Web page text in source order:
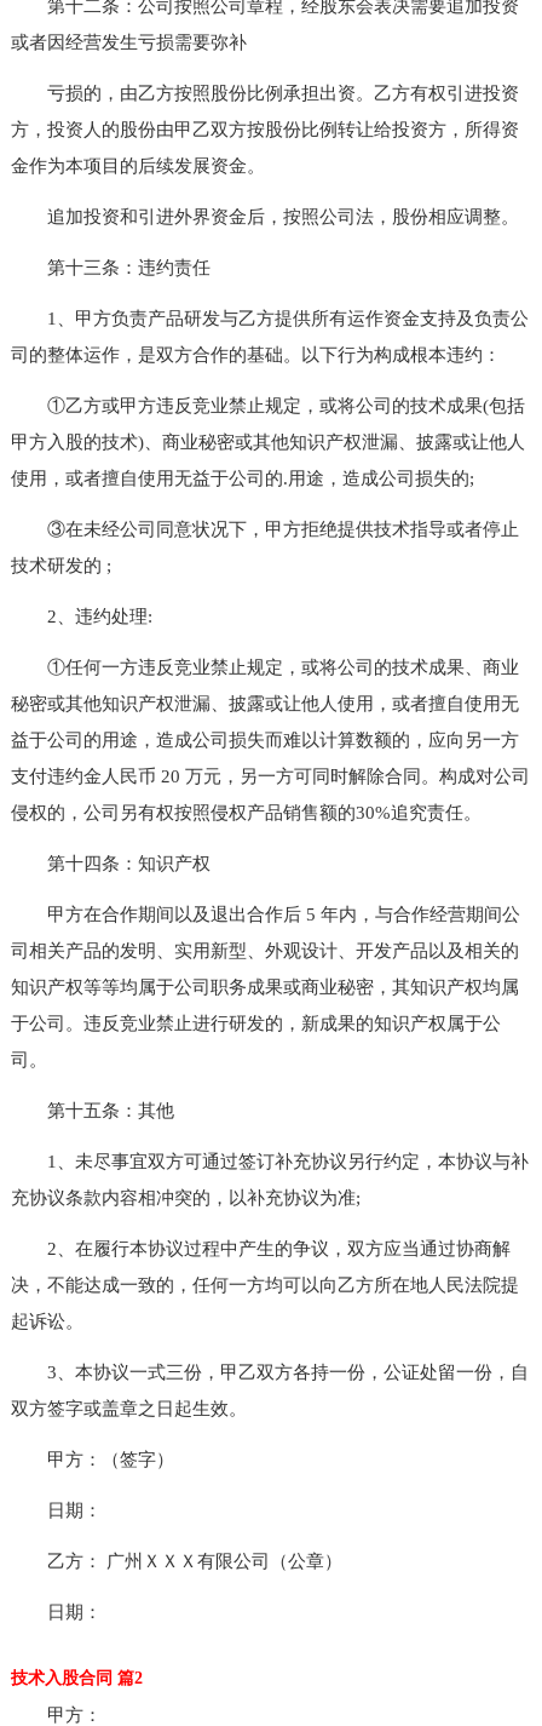
第十二条：公司按照公司章程，经股东会表决需要追加投资
或者因经营发生亏损需要弥补
亏损的，由乙方按照股份比例承担出资。乙方有权引进投资
方，投资人的股份由甲乙双方按股份比例转让给投资方，所得资
金作为本项目的后续发展资金。
追加投资和引进外界资金后，按照公司法，股份相应调整。
第十三条：违约责任
1、甲方负责产品研发与乙方提供所有运作资金支持及负责公
司的整体运作，是双方合作的基础。以下行为构成根本违约：
①乙方或甲方违反竞业禁止规定，或将公司的技术成果(包括
甲方入股的技术)、商业秘密或其他知识产权泄漏、披露或让他人
使用，或者擅自使用无益于公司的.用途，造成公司损失的;
③在未经公司同意状况下，甲方拒绝提供技术指导或者停止
技术研发的 ;
2、违约处理:
①任何一方违反竞业禁止规定，或将公司的技术成果、商业
秘密或其他知识产权泄漏、披露或让他人使用，或者擅自使用无
益于公司的用途，造成公司损失而难以计算数额的，应向另一方
支付违约金人民币 20 万元，另一方可同时解除合同。构成对公司
侵权的，公司另有权按照侵权产品销售额的30%追究责任。
第十四条：知识产权
甲方在合作期间以及退出合作后 5 年内，与合作经营期间公
司相关产品的发明、实用新型、外观设计、开发产品以及相关的
知识产权等等均属于公司职务成果或商业秘密，其知识产权均属
于公司。违反竞业禁止进行研发的，新成果的知识产权属于公
司。
第十五条：其他
1、未尽事宜双方可通过签订补充协议另行约定，本协议与补
充协议条款内容相冲突的，以补充协议为准;
2、在履行本协议过程中产生的争议，双方应当通过协商解
决，不能达成一致的，任何一方均可以向乙方所在地人民法院提
起诉讼。
3、本协议一式三份，甲乙双方各持一份，公证处留一份，自
双方签字或盖章之日起生效。
甲方：（签字）
日期：
乙方： 广州ＸＸＸ有限公司（公章）
日期：
技术入股合同 篇2
甲方：